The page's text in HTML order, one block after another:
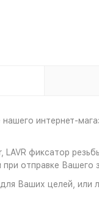
нашего интернет-
LAVR фиксатор
отправке Вашего
Ваших целей, или